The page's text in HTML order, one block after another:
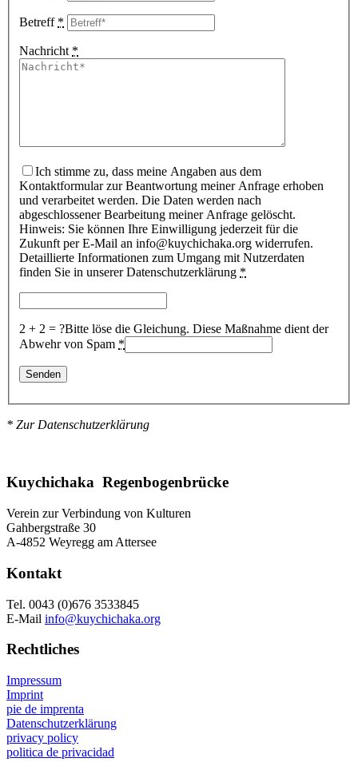
Betreff *
Nachricht *
Ich stimme zu, dass meine Angaben aus dem
Kontaktformular zur Beantwortung meiner Anfrage erhoben
und verarbeitet werden. Die Daten werden nach
abgeschlossener Bearbeitung meiner Anfrage gelöscht.
Hinweis: Sie können Ihre Einwilligung jederzeit für die
Zukunft per E-Mail an info@kuychichaka.org widerrufen.
Detaillierte Informationen zum Umgang mit Nutzerdaten
finden Sie in unserer Datenschutzerklärung *
2 + 2 = ?Bitte löse die Gleichung. Diese Maßnahme dient der
Abwehr von Spam *
* Zur Datenschutzerklärung
Kuychichaka Regenbogenbrücke
Verein zur Verbindung von Kulturen
Gahbergstraße 30
A-4852 Weyregg am Attersee
Kontakt
Tel. 0043 (0)676 3533845
E-Mail info@kuychichaka.org
Rechtliches
Impressum
Imprint
pie de imprenta
Datenschutzerklärung
privacy policy
politica de privacidad